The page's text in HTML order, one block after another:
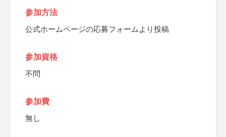
参加方法
公式ホームページの応募フォームより投稿
参加資格
不問
参加費
無し